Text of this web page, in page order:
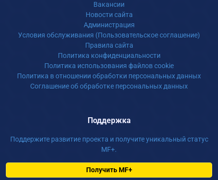
Вакансии
Новости сайта
Администрация
Условия обслуживания (Пользовательское соглашение)
Правила сайта
Политика конфиденциальности
Политика использования файлов cookie
Политика в отношении обработки персональных данных
Соглашение об обработке персональных данных
Поддержка
Поддержите развитие проекта и получите уникальный статус
MF+.
Получить MF+